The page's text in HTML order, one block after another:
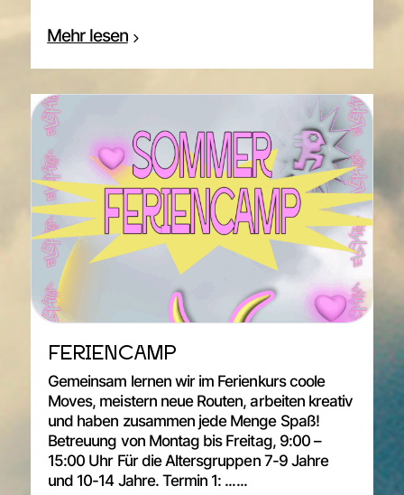
Mehr lesen
FERIENCAMP
Gemeinsam lernen wir im Ferienkurs coole
Moves, meistern neue Routen, arbeiten kreativ
und haben zusammen jede Menge Spaß!
Betreuung von Montag bis Freitag, 9:00 –
15:00 Uhr Für die Altersgruppen 7-9 Jahre
und 10-14 Jahre. Termin 1: ......